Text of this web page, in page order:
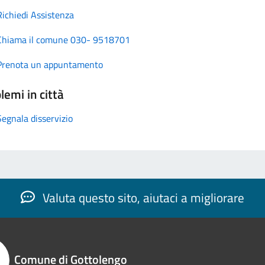
Assistenza
il comune 030- 9518701
un appuntamento
in città
disservizio
Valuta questo sito, aiutaci a migliorare
Comune di Gottolengo